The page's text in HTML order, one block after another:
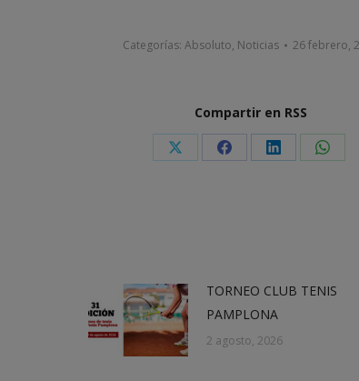
Categorías: Absoluto, Noticias 26 febrero,
Compartir en RSS
Share Share Share Share
TORNEO CLUB TENIS
PAMPLONA
2 agosto, 2026